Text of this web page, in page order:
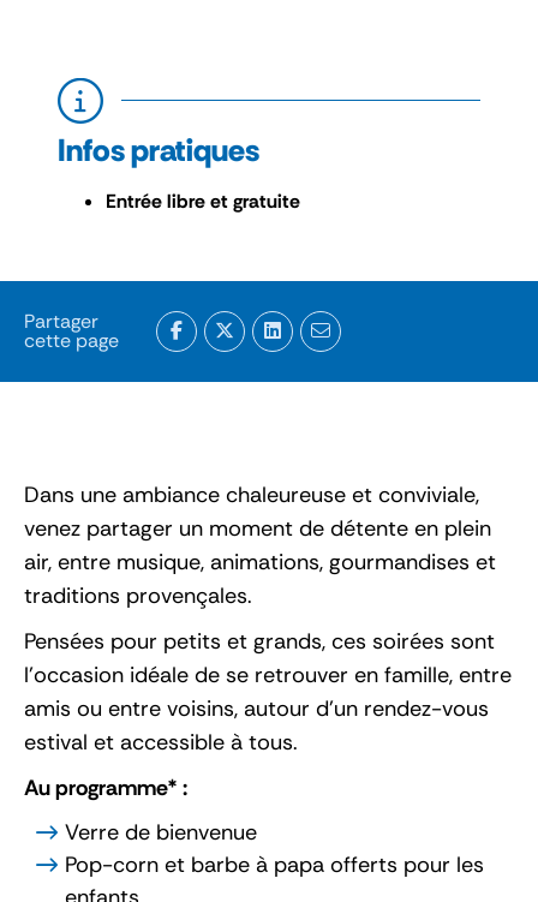
Infos pratiques
Entrée libre et gratuite
Partager
cette page
Dans une ambiance chaleureuse et conviviale,
venez partager un moment de détente en plein
air, entre musique, animations, gourmandises et
traditions provençales.
Pensées pour petits et grands, ces soirées sont
l’occasion idéale de se retrouver en famille, entre
amis ou entre voisins, autour d’un rendez-vous
estival et accessible à tous.
Au programme* :
Verre de bienvenue
Pop-corn et barbe à papa offerts pour les